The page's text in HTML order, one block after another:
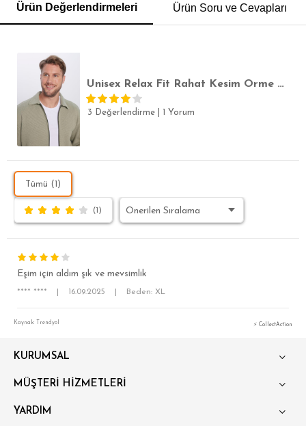
POLO YAKA T-SHIRT KEMER BOXER
Ürün Değerlendirmeleri Ürün Soru ve Cevapları
Unisex Relax Fit Rahat Kesim Örme Fermuarlı Çift Cepli Su Yeşili Kışlık Gömlek
3 Değerlendirme 1 Yorum
Tümü (1)
(1)
Eşim için aldım şık ve mevsimlik
**** **** 16.09.2025 Beden: XL
Kaynak: Trendyol ⚡ CollectAction
KURUMSAL
MÜŞTERİ HİZMETLERİ
YARDIM